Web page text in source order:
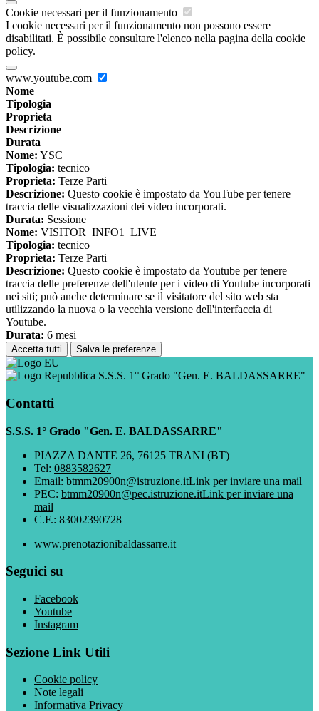
Cookie necessari per il funzionamento
I cookie necessari per il funzionamento non possono essere
disabilitati. È possibile consultare l'elenco nella pagina della cookie
policy.
www.youtube.com
Nome
Tipologia
Proprieta
Descrizione
Durata
Nome: YSC
Tipologia: tecnico
Proprieta: Terze Parti
Descrizione: Questo cookie è impostato da YouTube per tenere
traccia delle visualizzazioni dei video incorporati.
Durata: Sessione
Nome: VISITOR_INFO1_LIVE
Tipologia: tecnico
Proprieta: Terze Parti
Descrizione: Questo cookie è impostato da Youtube per tenere
traccia delle preferenze dell'utente per i video di Youtube incorporati
nei siti; può anche determinare se il visitatore del sito web sta
utilizzando la nuova o la vecchia versione dell'interfaccia di
Youtube.
Durata: 6 mesi
Accetta tutti Salva le preferenze
S.S.S. 1° Grado "Gen. E. BALDASSARRE"
Contatti
S.S.S. 1° Grado "Gen. E. BALDASSARRE"
PIAZZA DANTE 26, 76125 TRANI (BT)
Tel: 0883582627
Email: btmm20900n@istruzione.itLink per inviare una mail
PEC: btmm20900n@pec.istruzione.itLink per inviare una
mail
C.F.: 83002390728
www.prenotazionibaldassarre.it
Seguici su
Facebook
Youtube
Instagram
Sezione Link Utili
Cookie policy
Note legali
Informativa Privacy